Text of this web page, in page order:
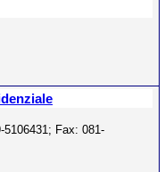
5106431; Fax: 081-